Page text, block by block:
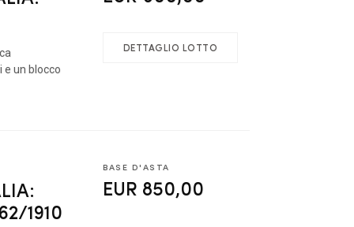
un blocco
DETTAGLIO LOTTO
1910
BASE D'ASTA
EUR 850,00